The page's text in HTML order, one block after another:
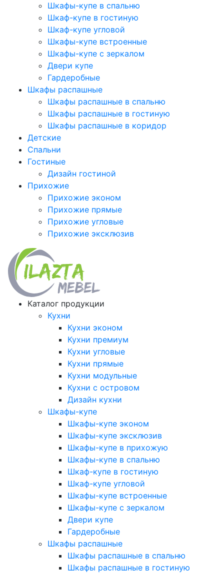
Шкафы-купе в спальню
Шкаф-купе в гостиную
Шкаф-купе угловой
Шкафы-купе встроенные
Шкафы-купе с зеркалом
Двери купе
Гардеробные
Шкафы распашные
Шкафы распашные в спальню
Шкафы распашные в гостиную
Шкафы распашные в коридор
Детские
Спальни
Гостиные
Дизайн гостиной
Прихожие
Прихожие эконом
Прихожие прямые
Прихожие угловые
Прихожие эксклюзив
Каталог продукции
Кухни
Кухни эконом
Кухни премиум
Кухни угловые
Кухни прямые
Кухни модульные
Кухни с островом
Дизайн кухни
Шкафы-купе
Шкафы-купе эконом
Шкафы-купе эксклюзив
Шкафы-купе в прихожую
Шкафы-купе в спальню
Шкаф-купе в гостиную
Шкаф-купе угловой
Шкафы-купе встроенные
Шкафы-купе с зеркалом
Двери купе
Гардеробные
Шкафы распашные
Шкафы распашные в спальню
Шкафы распашные в гостиную